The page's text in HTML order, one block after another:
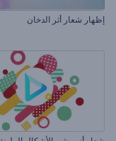
إظهار شعار أثر الدخان